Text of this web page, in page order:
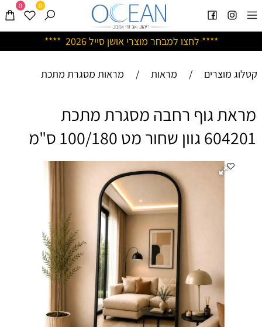
**** לחצו למבחר מוצרי אושן סייל 2026 ****
0 0
קטלוג מוצרים / מראות / מראות מסגרת מתכת
מראת גוף רחבה מסגרת מתכת
604201 גוון שחור מט 100/180 ס"מ